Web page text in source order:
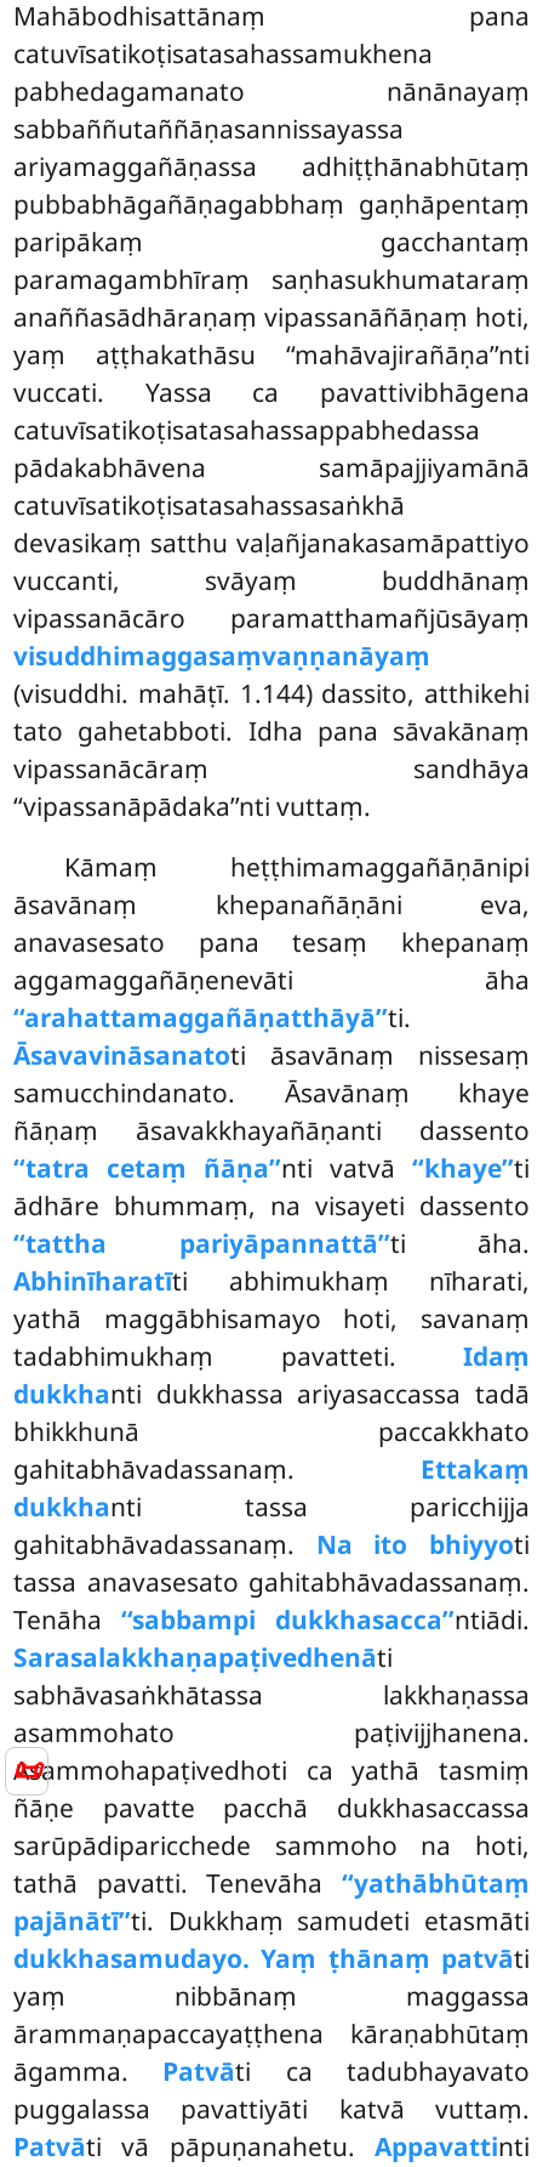
📜
Mahābodhisattānaṃ pana
catuvīsatikoṭisatasahassamukhena
pabhedagamanato nānānayaṃ
sabbaññutaññāṇasannissayassa
ariyamaggañāṇassa adhiṭṭhānabhūtaṃ
pubbabhāgañāṇagabbhaṃ gaṇhāpentaṃ
paripākaṃ gacchantaṃ
paramagambhīraṃ saṇhasukhumataraṃ
anaññasādhāraṇaṃ vipassanāñāṇaṃ hoti,
yaṃ aṭṭhakathāsu ‘‘mahāvajirañāṇa’’nti
vuccati. Yassa ca pavattivibhāgena
catuvīsatikoṭisatasahassappabhedassa
pādakabhāvena samāpajjiyamānā
catuvīsatikoṭisatasahassasaṅkhā
devasikaṃ satthu vaḷañjanakasamāpattiyo
vuccanti, svāyaṃ buddhānaṃ
vipassanācāro paramatthamañjūsāyaṃ
visuddhimaggasaṃvaṇṇanāyaṃ
(visuddhi. mahāṭī. 1.144) dassito, atthikehi
tato gahetabboti. Idha pana sāvakānaṃ
vipassanācāraṃ sandhāya
‘‘vipassanāpādaka’’nti vuttaṃ.
Kāmaṃ heṭṭhimamaggañāṇānipi
āsavānaṃ khepanañāṇāni eva,
anavasesato pana tesaṃ khepanaṃ
aggamaggañāṇenevāti āha
‘‘arahattamaggañāṇatthāyā’’ti.
Āsavavināsanatoti āsavānaṃ nissesaṃ
samucchindanato. Āsavānaṃ khaye
ñāṇaṃ āsavakkhayañāṇanti dassento
‘‘tatra cetaṃ ñāṇa’’nti vatvā ‘‘khaye’’ti
ādhāre bhummaṃ, na visayeti dassento
‘‘tattha pariyāpannattā’’ti āha.
Abhinīharatīti abhimukhaṃ nīharati,
yathā maggābhisamayo hoti, savanaṃ
tadabhimukhaṃ pavatteti. Idaṃ
dukkhanti dukkhassa ariyasaccassa tadā
bhikkhunā paccakkhato
gahitabhāvadassanaṃ. Ettakaṃ
dukkhanti tassa paricchijja
gahitabhāvadassanaṃ. Na ito bhiyyoti
tassa anavasesato gahitabhāvadassanaṃ.
Tenāha ‘‘sabbampi dukkhasacca’’ntiādi.
Sarasalakkhaṇapaṭivedhenāti
sabhāvasaṅkhātassa lakkhaṇassa
asammohato paṭivijjhanena.
Asammohapaṭivedhoti ca yathā tasmiṃ
ñāṇe pavatte pacchā dukkhasaccassa
sarūpādiparicchede sammoho na hoti,
tathā pavatti. Tenevāha ‘‘yathābhūtaṃ
pajānātī’’ti. Dukkhaṃ samudeti etasmāti
dukkhasamudayo. Yaṃ ṭhānaṃ patvāti
yaṃ nibbānaṃ maggassa
ārammaṇapaccayaṭṭhena kāraṇabhūtaṃ
āgamma. Patvāti ca tadubhayavato
puggalassa pavattiyāti katvā vuttaṃ.
Patvāti vā pāpuṇanahetu. Appavattinti